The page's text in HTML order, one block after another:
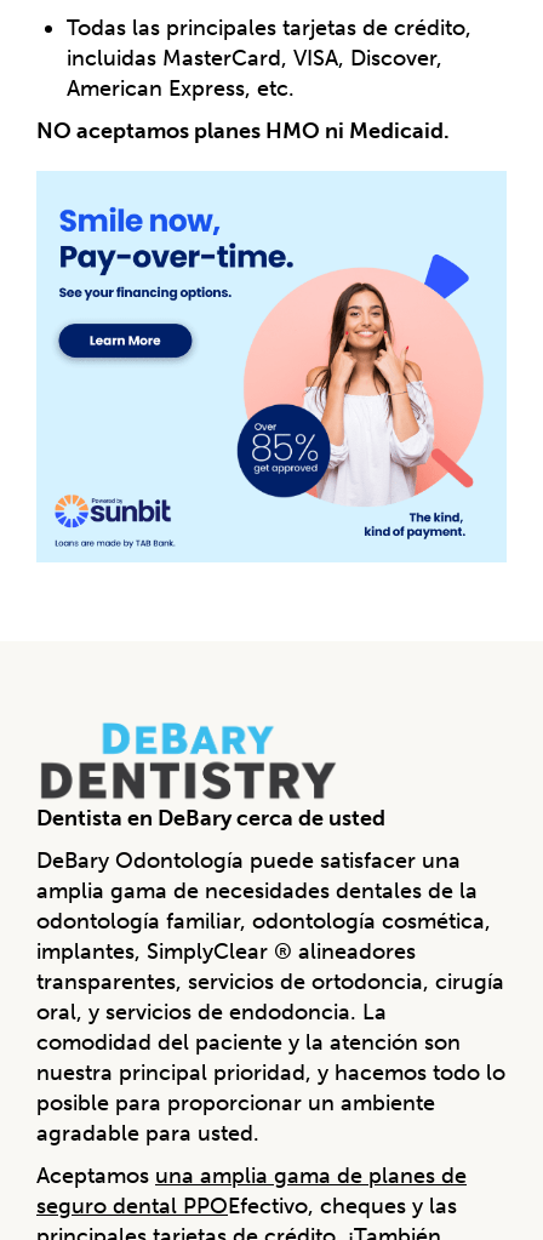
Todas las principales tarjetas de crédito,
incluidas MasterCard, VISA, Discover,
American Express, etc.
NO aceptamos planes HMO ni Medicaid.
Dentista en DeBary cerca de usted
DeBary Odontología puede satisfacer una
amplia gama de necesidades dentales de la
odontología familiar, odontología cosmética,
implantes, SimplyClear ® alineadores
transparentes, servicios de ortodoncia, cirugía
oral, y servicios de endodoncia. La
comodidad del paciente y la atención son
nuestra principal prioridad, y hacemos todo lo
posible para proporcionar un ambiente
agradable para usted.
Aceptamos una amplia gama de planes de
seguro dental PPOEfectivo, cheques y las